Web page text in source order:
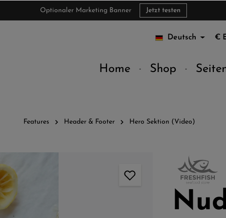
Optionaler Marketing Banner Jetzt testen
Deutsch €
Home Shop
Features Header & Footer Hero Sektion (Video)